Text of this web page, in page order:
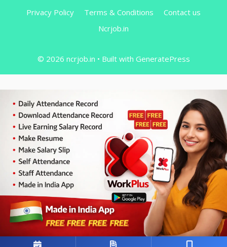
Privacy Policy Terms & Conditions
Contact us
Ncrjob.in
© 2026 ncrjob.in • Built with GeneratePress